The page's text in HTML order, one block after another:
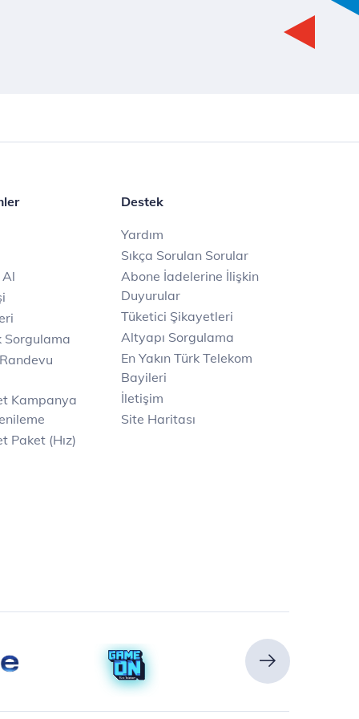
Sorgulama
Kampanya
Paket (Hız)
Destek
Yardım
Sıkça Sorulan Sorular
Abone İadelerine İlişkin
Duyurular
Tüketici Şikayetleri
Altyapı Sorgulama
En Yakın Türk Telekom
Bayileri
İletişim
Site Haritası